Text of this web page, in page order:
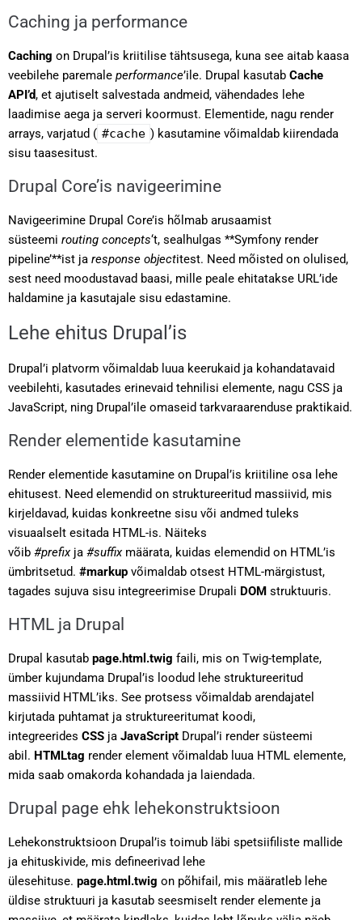
Caching ja performance
Caching on Drupal’is kriitilise tähtsusega, kuna see aitab kaasa
veebilehe paremale performance’ile. Drupal kasutab Cache
API’d, et ajutiselt salvestada andmeid, vähendades lehe
laadimise aega ja serveri koormust. Elementide, nagu render
arrays, varjatud ( #cache ) kasutamine võimaldab kiirendada
sisu taasesitust.
Drupal Core’is navigeerimine
Navigeerimine Drupal Core’is hõlmab arusaamist
süsteemi routing concepts‘t, sealhulgas **Symfony render
pipeline’**ist ja response objectitest. Need mõisted on olulised,
sest need moodustavad baasi, mille peale ehitatakse URL’ide
haldamine ja kasutajale sisu edastamine.
Lehe ehitus Drupal’is
Drupal’i platvorm võimaldab luua keerukaid ja kohandatavaid
veebilehti, kasutades erinevaid tehnilisi elemente, nagu CSS ja
JavaScript, ning Drupal’ile omaseid tarkvaraarenduse praktikaid.
Render elementide kasutamine
Render elementide kasutamine on Drupal’is kriitiline osa lehe
ehitusest. Need elemendid on struktureeritud massiivid, mis
kirjeldavad, kuidas konkreetne sisu või andmed tuleks
visuaalselt esitada HTML-is. Näiteks
võib #prefixja #suffixmäärata, kuidas elemendid on HTML’is
ümbritsetud. #markup võimaldab otsest HTML-märgistust,
tagades sujuva sisu integreerimise Drupali DOM struktuuris.
HTML ja Drupal
Drupal kasutab page.html.twig faili, mis on Twig-template,
ümber kujundama Drupal’is loodud lehe struktureeritud
massiivid HTML’iks. See protsess võimaldab arendajatel
kirjutada puhtamat ja struktureeritumat koodi,
integreerides CSS ja JavaScript Drupal’i render süsteemi
abil. HTMLtag render element võimaldab luua HTML elemente,
mida saab omakorda kohandada ja laiendada.
Drupal page ehk lehekonstruktsioon
Lehekonstruktsioon Drupal’is toimub läbi spetsiifiliste mallide
ja ehituskivide, mis defineerivad lehe
ülesehituse. page.html.twig on põhifail, mis määratleb lehe
üldise struktuuri ja kasutab seesmiselt render elemente ja